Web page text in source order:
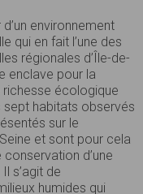
environnement
qui en fait l’une des
régionales d’Île-de-
enclave pour la
écologique
sept habitats observés
sur le
et sont pour cela
d’une
s’agit de
humides qui